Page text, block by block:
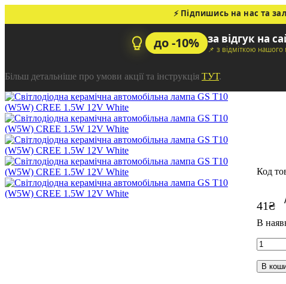
⚡ Підпишись на нас та
до -10% за відгук на
📌 з відміткою нашого
Більш детальніше про умови акції та інструкція ТУТ.
41₴
В